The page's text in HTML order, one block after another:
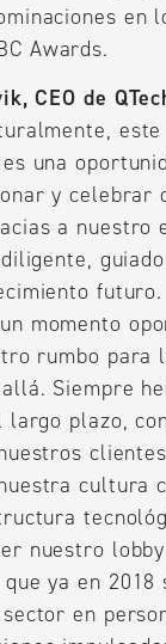
en
Awards.
CEO de
este
una
y celebrar
a nuestro
futuro.
momento
rumbo para
Siempre
plazo,
cultura
nuestro
que ya en
en